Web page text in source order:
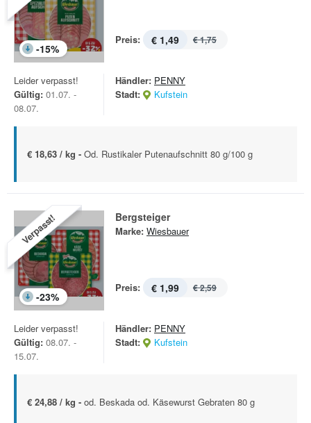
-15%
Preis: € 1,49 € 1,75
Leider verpasst!
Gültig: 01.07. -
08.07.
Händler: PENNY
Stadt:
Kufstein
€ 18,63 / kg - Od. Rustikaler Putenaufschnitt 80 g/100 g
Verpasst!
-23%
Bergsteiger
Marke: Wiesbauer
Preis: € 1,99 € 2,59
Leider verpasst!
Gültig: 08.07. -
15.07.
Händler: PENNY
Stadt:
Kufstein
€ 24,88 / kg - od. Beskada od. Käsewurst Gebraten 80 g